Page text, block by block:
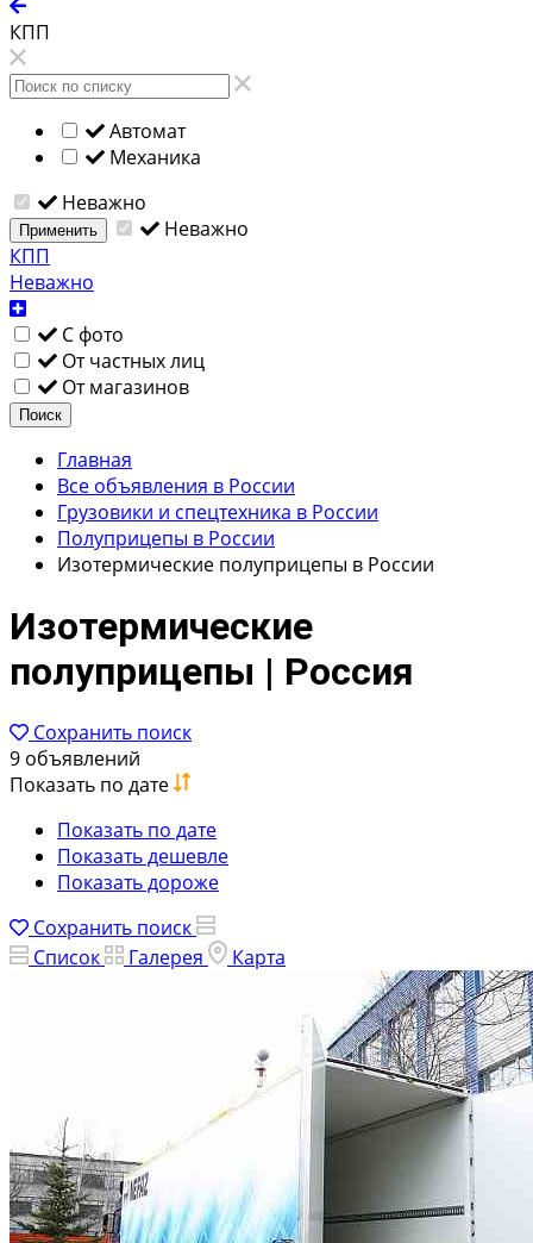
КПП
Автомат
Механика
Неважно
Применить
Неважно
КПП
Неважно
С фото
От частных лиц
От магазинов
Поиск
Главная
Все объявления в России
Грузовики и спецтехника в России
Полуприцепы в России
Изотермические полуприцепы в России
Изотермические
полуприцепы | Россия
Сохранить поиск
9 объявлений
Показать по дате
Показать по дате
Показать дешевле
Показать дороже
Сохранить поиск
Список
Галерея Карта